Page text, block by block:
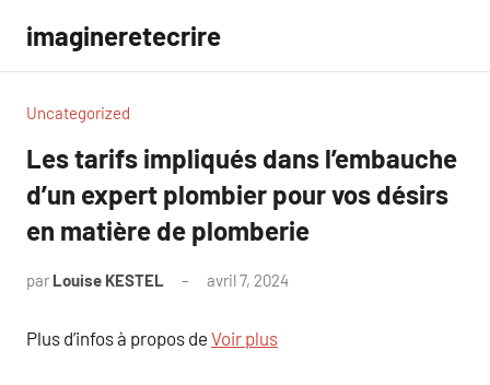
contenu
imagineretecrire
Uncategorized
Les tarifs impliqués dans l’embauche
d’un expert plombier pour vos désirs
en matière de plomberie
par Louise KESTEL avril 7, 2024
Plus d’infos à propos de Voir plus